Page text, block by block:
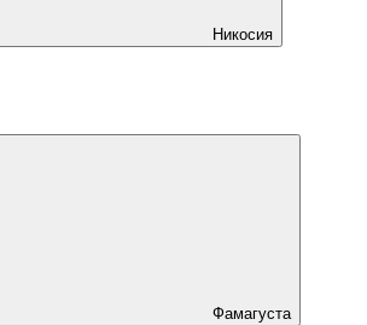
Никосия
Фамагуста